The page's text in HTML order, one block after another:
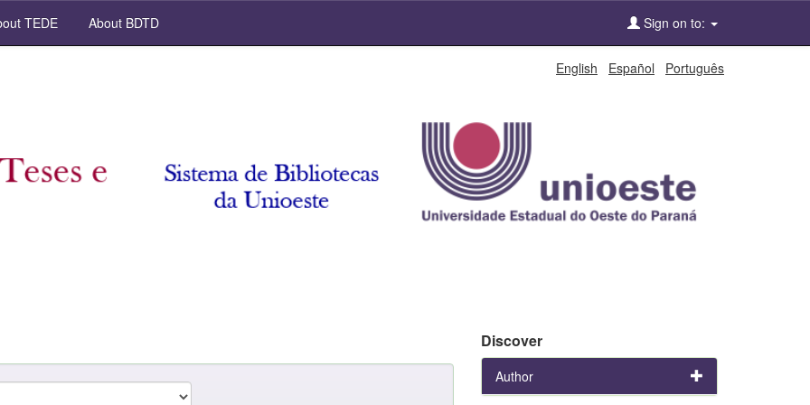
TEDE About BDTD Sign on to:
English Español Português
Discover
Author